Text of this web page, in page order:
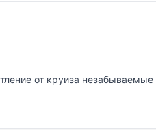
от круиза незабываемые